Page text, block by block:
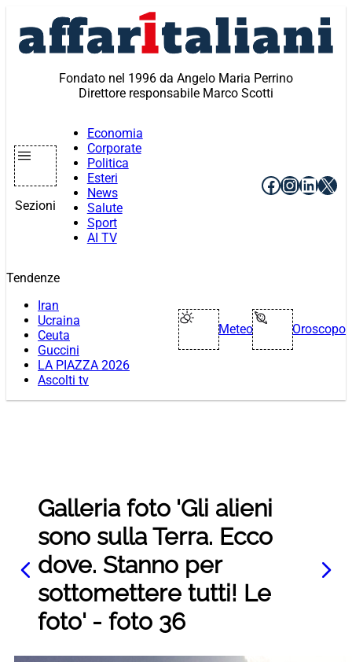
contenuto
Fondato nel 1996 da Angelo Maria Perrino
Direttore responsabile Marco Scotti
Sezioni
Economia
Corporate
Politica
Esteri
News
Salute
Sport
AI TV
Facebook
X
Tendenze
Iran
Ucraina
Ceuta
Guccini
LA PIAZZA 2026
Ascolti tv
Meteo Oroscopo
Galleria foto 'Gli alieni
sono sulla Terra. Ecco
dove. Stanno per
sottomettere tutti! Le
foto' - foto 36